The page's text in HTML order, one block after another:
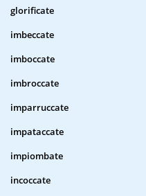
glorificate
imbeccate
imboccate
imbroccate
imparruccate
impataccate
impiombate
incoccate